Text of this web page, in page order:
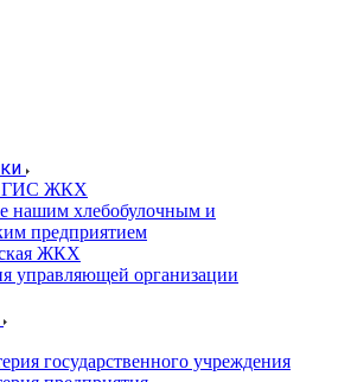
ГИС ЖКХ
нашим хлебобулочным и
предприятием
ЖКХ
управляющей организации
государственного учреждения